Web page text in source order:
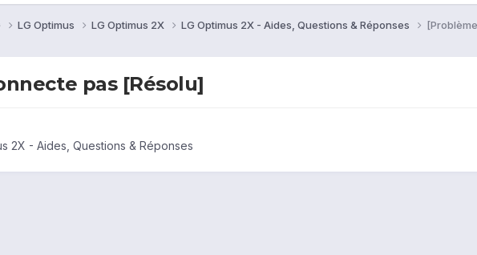
LG Optimus LG Optimus 2X LG Optimus 2X - Aides, Questions & Réponses
pas [Résolu]
2X - Aides, Questions & Réponses